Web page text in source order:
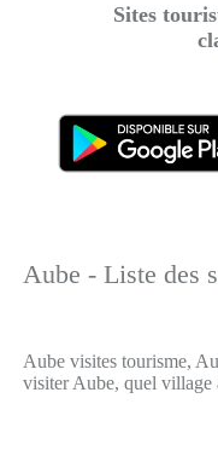
Sites
Aube - Liste des
Aube visites tourisme,
visiter Aube, quel